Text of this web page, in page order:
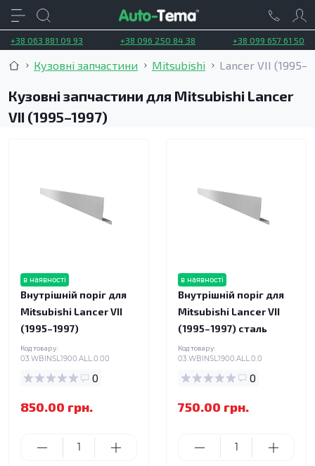
+38 063 881 09 93 +38 096 250 84 38 +38 099 657 61 50
Кузовні запчастини Mitsubishi Lancer VII
Кузовні запчастини для Mitsubishi Lancer
VII (1995–1997)
в наявності
Внутрішній поріг для
Mitsubishi Lancer VII
(1995–1997)
Код товару:
03.WBINSL1900.ALL.0.00
0
850.00 грн.
в наявності
Внутрішній поріг для
Mitsubishi Lancer VII
(1995–1997) сталь
Код товару:
03.WBINSL1900.ALL.0.0
0
750.00 грн.